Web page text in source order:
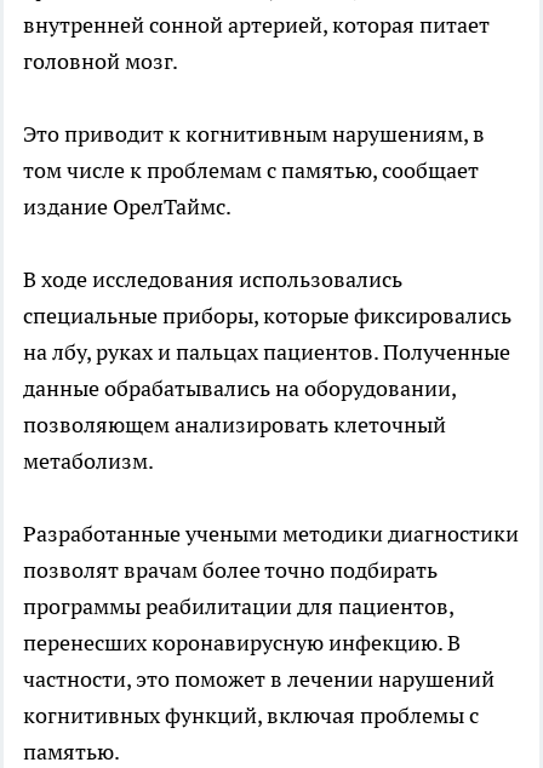
внутренней сонной артерией, которая питает
головной мозг.
Это приводит к когнитивным нарушениям, в
том числе к проблемам с памятью, сообщает
издание ОрелТаймс.
В ходе исследования использовались
специальные приборы, которые фиксировались
на лбу, руках и пальцах пациентов. Полученные
данные обрабатывались на оборудовании,
позволяющем анализировать клеточный
метаболизм.
Разработанные учеными методики диагностики
позволят врачам более точно подбирать
программы реабилитации для пациентов,
перенесших коронавирусную инфекцию. В
частности, это поможет в лечении нарушений
когнитивных функций, включая проблемы с
памятью.